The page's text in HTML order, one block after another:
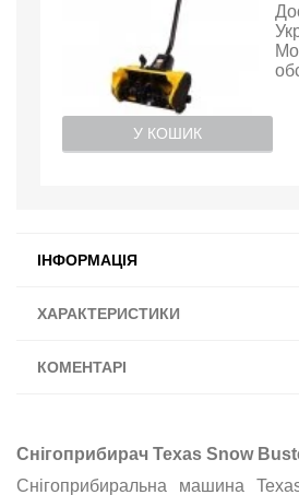
У КОШИК
ІНФОРМАЦІЯ
ХАРАКТЕРИСТИКИ
КОМЕНТАРІ
Снігоприбирач Texas Snow
Снігоприбиральна машина